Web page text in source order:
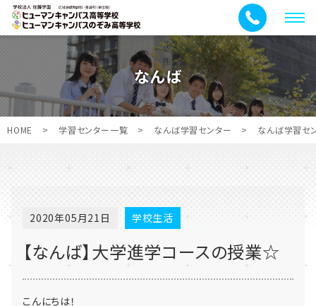
メ
ニ
ュ
ー
なんば
HOME > 学習センター一覧 > なんば学習センター > なんば学習セ
2020年05月21日 学校生活
【なんば】大学進学コースの授業☆
こんにちは！